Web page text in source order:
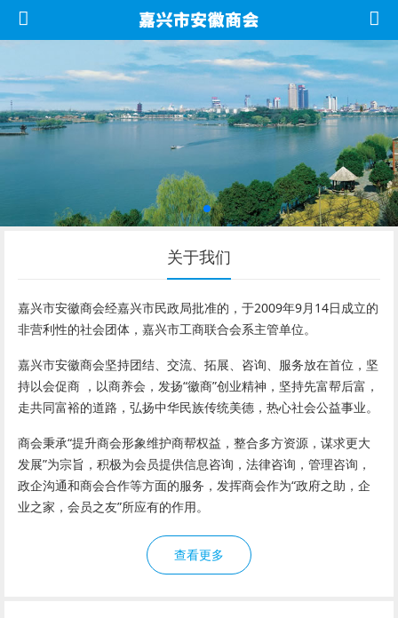
关于我们
嘉兴市安徽商会经嘉兴市民政局批准的，于2009年9月14日成立的
非营利性的社会团体，嘉兴市工商联合会系主管单位。
嘉兴市安徽商会坚持团结、交流、拓展、咨询、服务放在首位，坚
持以会促商 ，以商养会，发扬“徽商”创业精神，坚持先富帮后富，
走共同富裕的道路，弘扬中华民族传统美德，热心社会公益事业。
商会秉承“提升商会形象维护商帮权益，整合多方资源，谋求更大
发展”为宗旨，积极为会员提供信息咨询，法律咨询，管理咨询，
政企沟通和商会合作等方面的服务，发挥商会作为“政府之助，企
业之家，会员之友”所应有的作用。
查看更多